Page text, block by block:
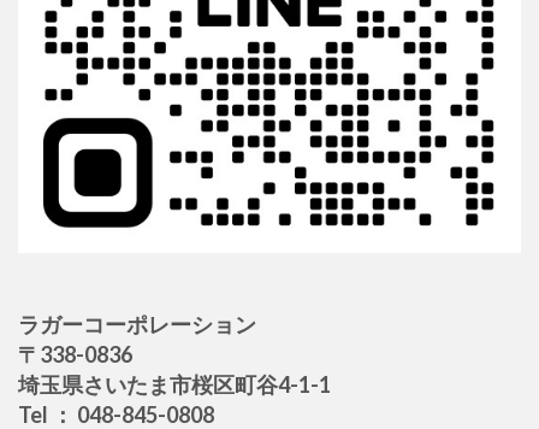
ラガーコーポレーション
〒338-0836
埼玉県さいたま市桜区町谷4-1-1
Tel ： 048-845-0808